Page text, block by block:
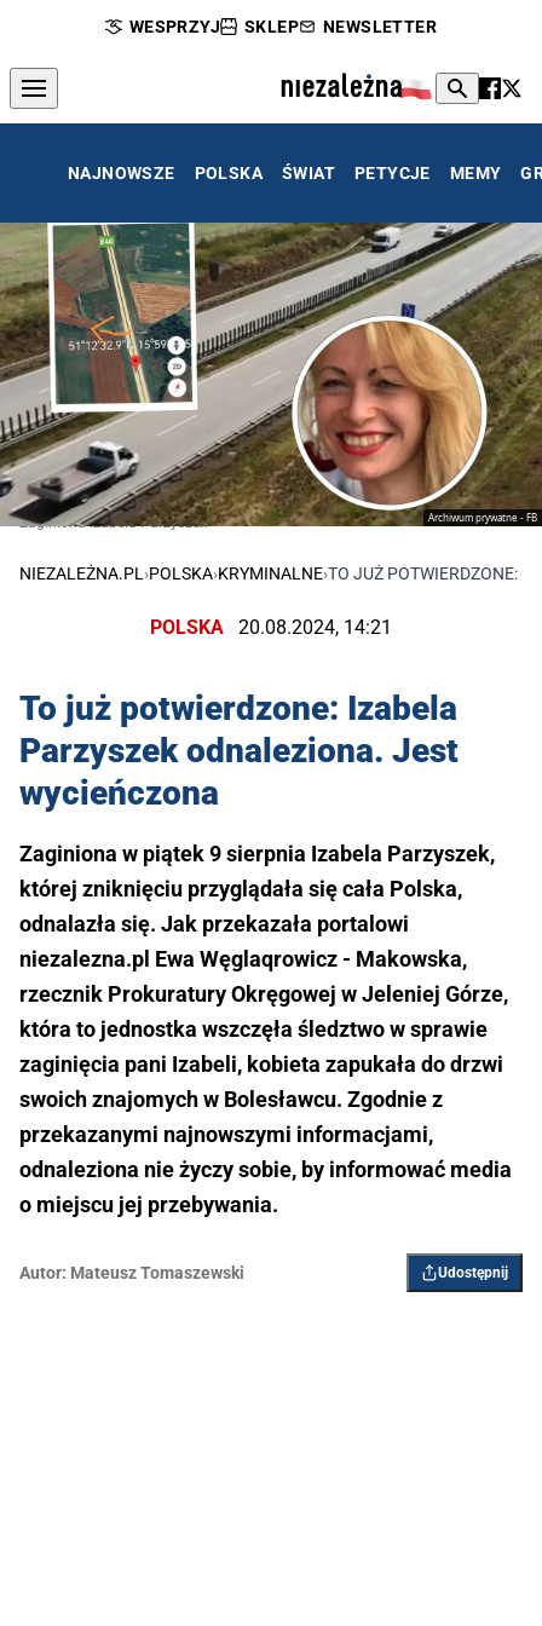
WESPRZYJ SKLEP NEWSLETTER
NAJNOWSZE POLSKA ŚWIAT PETYCJE MEMY
Archiwum prywatne - FB
Zaginiona Izabela Parzyszek
NIEZALEŻNA.PL ›POLSKA›KRYMINALNE›TO JUŻ POTWIERDZONE:
POLSKA 20.08.2024, 14:21
To już potwierdzone: Izabela
Parzyszek odnaleziona. Jest
wycieńczona
Zaginiona w piątek 9 sierpnia Izabela Parzyszek,
której zniknięciu przyglądała się cała Polska,
odnalazła się. Jak przekazała portalowi
niezalezna.pl Ewa Węglaqrowicz - Makowska,
rzecznik Prokuratury Okręgowej w Jeleniej Górze,
która to jednostka wszczęła śledztwo w sprawie
zaginięcia pani Izabeli, kobieta zapukała do drzwi
swoich znajomych w Bolesławcu. Zgodnie z
przekazanymi najnowszymi informacjami,
odnaleziona nie życzy sobie, by informować media
o miejscu jej przebywania.
Autor: Mateusz Tomaszewski Udostępnij